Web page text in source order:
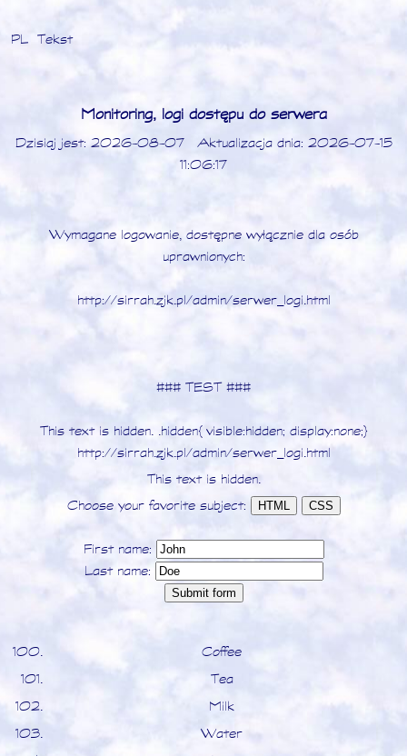
PL Tekst
Monitoring, logi dostępu do serwera
Dzisiaj jest: 2026-08-07 Aktualizacja dnia: 2026-07-15
11:06:17
Wymagane logowanie, dostępne wyłącznie dla osób
uprawnionych:
http://sirrah.zjk.pl/admin/serwer_logi.html
### TEST ###
This text is hidden. .hidden {visible:hidden; display:none;}
http://sirrah.zjk.pl/admin/serwer_logi.html
This text is hidden.
Choose your favorite subject:
HTML CSS
First name:
Last name:
Coffee
Tea
Milk
Water